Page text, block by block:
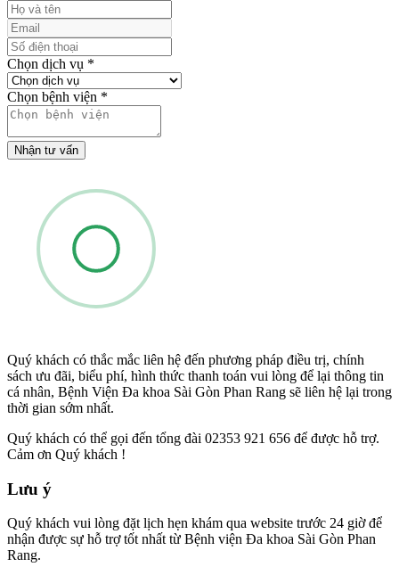
Chọn dịch vụ *
Chọn bệnh viện *
Nhận tư vấn
Quý khách có thắc mắc liên hệ đến phương pháp điều trị, chính
sách ưu đãi, biểu phí, hình thức thanh toán vui lòng để lại thông tin
cá nhân, Bệnh Viện Đa khoa Sài Gòn Phan Rang sẽ liên hệ lại trong
thời gian sớm nhất.
Quý khách có thể gọi đến tổng đài 02353 921 656 để được hỗ trợ.
Cảm ơn Quý khách !
Lưu ý
Quý khách vui lòng đặt lịch hẹn khám qua website trước 24 giờ để
nhận được sự hỗ trợ tốt nhất từ Bệnh viện Đa khoa Sài Gòn Phan
Rang.